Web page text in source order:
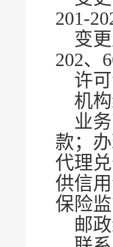
201-
变
202、
许
机
业
款；
代理
供信
保险
邮